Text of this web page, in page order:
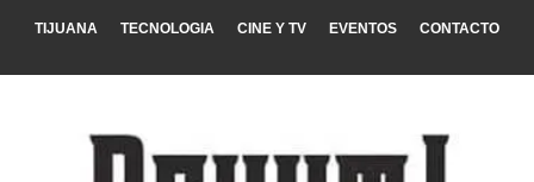
TIJUANA TECNOLOGIA CINE Y TV EVENTOS CONTACTO